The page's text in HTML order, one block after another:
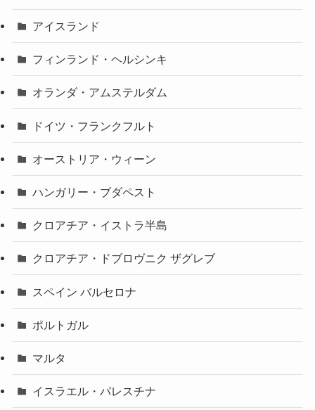
アイスランド
フィンランド・ヘルシンキ
オランダ・アムステルダム
ドイツ・フランクフルト
オーストリア・ウィーン
ハンガリー・ブダペスト
クロアチア・イストラ半島
クロアチア・ドブロヴニク ザグレブ
スペイン バルセロナ
ポルトガル
マルタ
イスラエル・パレスチナ